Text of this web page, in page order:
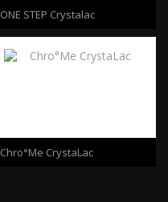
ONE STEP Crystalac
Chro°Me CrystaLac